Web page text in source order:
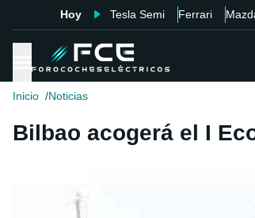
Hoy Tesla Semi Ferrari
Inicio Noticias
Bilbao acogerá el I